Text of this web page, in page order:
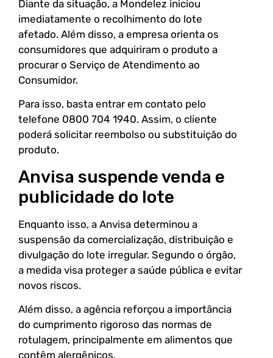
Diante da situação, a Mondelez iniciou
imediatamente o recolhimento do lote
afetado. Além disso, a empresa orienta os
consumidores que adquiriram o produto a
procurar o Serviço de Atendimento ao
Consumidor.
Para isso, basta entrar em contato pelo
telefone 0800 704 1940. Assim, o cliente
poderá solicitar reembolso ou substituição do
produto.
Anvisa suspende venda e
publicidade do lote
Enquanto isso, a Anvisa determinou a
suspensão da comercialização, distribuição e
divulgação do lote irregular. Segundo o órgão,
a medida visa proteger a saúde pública e evitar
novos riscos.
Além disso, a agência reforçou a importância
do cumprimento rigoroso das normas de
rotulagem, principalmente em alimentos que
contêm alergênicos.